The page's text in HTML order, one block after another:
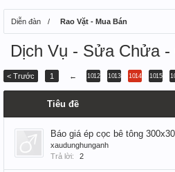
Diễn đàn Rao Vặt - Mua Bán
Dịch Vụ - Sửa Chửa
< Trước 1 ← 1012 1013 1014 1015
Tiêu đề
Báo giá ép cọc bê tông
xaudunghunganh
Trả lời:
2